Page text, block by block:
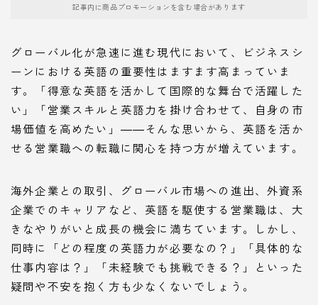
記事内に商品プロモーションを含む場合があります
グローバル化が急速に進む現代において、ビジネスシ
ーンにおける英語の重要性はますます高まっていま
す。「得意な英語を活かして国際的な舞台で活躍した
い」「営業スキルと英語力を掛け合わせて、自身の市
場価値を高めたい」――そんな思いから、英語を活か
せる営業職への転職に関心を持つ方が増えています。
海外企業との取引、グローバル市場への進出、外資系
企業でのキャリアなど、英語を駆使する営業職は、大
きなやりがいと成長の機会に満ちています。しかし、
同時に「どの程度の英語力が必要なの？」「具体的な
仕事内容は？」「未経験でも挑戦できる？」といった
疑問や不安を抱く方も少なくないでしょう。